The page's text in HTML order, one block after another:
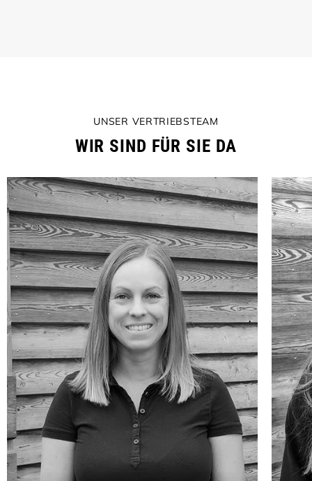
UNSER VERTRIEBSTEAM
WIR SIND FÜR SIE DA